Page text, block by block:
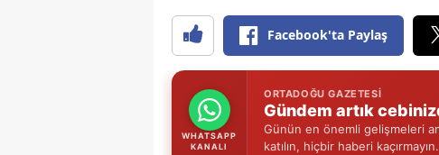
Facebook'ta Paylaş
WHATSAPP
KANALI
ORTADOĞU GAZETESI
Gündem artık
Günün en önemli gelişmeleri
katılın, hiçbir haberi kaçırmayın.